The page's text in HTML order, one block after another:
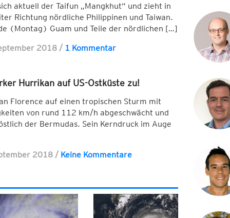
aktuell der Taifun „Mangkhut“ und zieht in
Richtung nördliche Philippinen und Taiwan.
(Montag) Guam und Teile der nördlichen […]
2018 / 1 Kommentar
Hurrikan auf US-Ostküste zu!
Florence auf einen tropischen Sturm mit
von rund 112 km/h abgeschwächt und
der Bermudas. Sein Kerndruck im Auge
2018 / Keine Kommentare